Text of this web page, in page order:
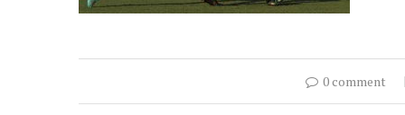
0 comment